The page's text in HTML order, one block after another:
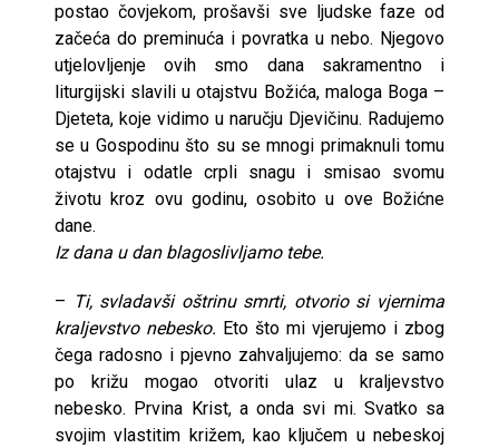
postao čovjekom, prošavši sve ljudske faze od
začeća do preminuća i povratka u nebo. Njegovo
utjelovljenje ovih smo dana sakramentno i
liturgijski slavili u otajstvu Božića, maloga Boga –
Djeteta, koje vidimo u naručju Djevičinu. Radujemo
se u Gospodinu što su se mnogi primaknuli tomu
otajstvu i odatle crpli snagu i smisao svomu
životu kroz ovu godinu, osobito u ove Božićne
dane.
Iz dana u dan blagoslivljamo tebe.
– Ti, svladavši oštrinu smrti, otvorio si vjernima
kraljevstvo nebesko. Eto što mi vjerujemo i zbog
čega radosno i pjevno zahvaljujemo: da se samo
po križu mogao otvoriti ulaz u kraljevstvo
nebesko. Prvina Krist, a onda svi mi. Svatko sa
svojim vlastitim križem, kao ključem u nebeskoj